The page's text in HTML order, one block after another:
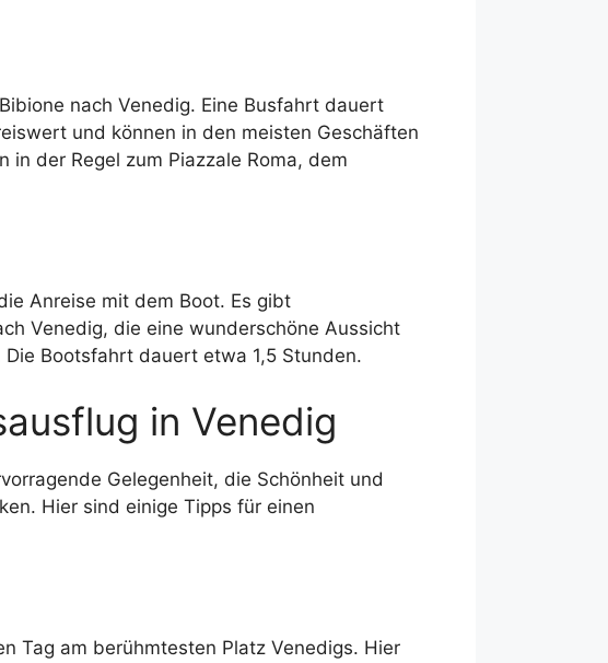
nach Venedig. Eine Busfahrt dauert
und können in den meisten Geschäften
der Regel zum Piazzale Roma, dem
Anreise mit dem Boot. Es gibt
Venedig, die eine wunderschöne Aussicht
Bootsfahrt dauert etwa 1,5 Stunden.
in Venedig
Gelegenheit, die Schönheit und
Hier sind einige Tipps für einen
Tag am berühmtesten Platz Venedigs. Hier